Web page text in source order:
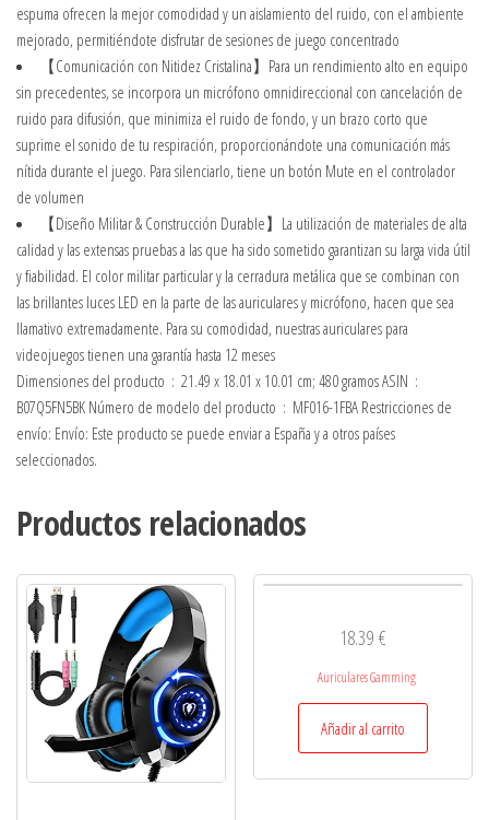
espuma ofrecen la mejor comodidad y un aislamiento del ruido, con el ambiente
mejorado, permitiéndote disfrutar de sesiones de juego concentrado
【Comunicación con Nitidez Cristalina】Para un rendimiento alto en equipo
sin precedentes, se incorpora un micrófono omnidireccional con cancelación de
ruido para difusión, que minimiza el ruido de fondo, y un brazo corto que
suprime el sonido de tu respiración, proporcionándote una comunicación más
nítida durante el juego. Para silenciarlo, tiene un botón Mute en el controlador
de volumen
【Diseño Militar & Construcción Durable】La utilización de materiales de alta
calidad y las extensas pruebas a las que ha sido sometido garantizan su larga vida útil
y fiabilidad. El color militar particular y la cerradura metálica que se combinan con
las brillantes luces LED en la parte de las auriculares y micrófono, hacen que sea
llamativo extremadamente. Para su comodidad, nuestras auriculares para
videojuegos tienen una garantía hasta 12 meses
Dimensiones del producto ‏ : ‎ 21.49 x 18.01 x 10.01 cm; 480 gramos ASIN ‏ : ‎
B07Q5FN5BK Número de modelo del producto ‏ : ‎ MF016-1FBA Restricciones de
envío: Envío: Este producto se puede enviar a España y a otros países
seleccionados.
Productos relacionados
18.39€
Auriculares Gamming
Añadir al carrito